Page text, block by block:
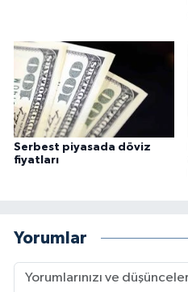
Serbest piyasada döviz
fiyatları
Yorumlar